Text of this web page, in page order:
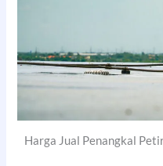
Harga Jual Penangkal